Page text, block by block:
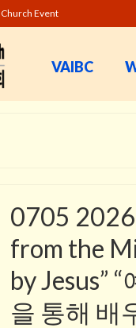
Church Event
VAIBC
0705 2026
from the
by Jesus”
을 통해 배